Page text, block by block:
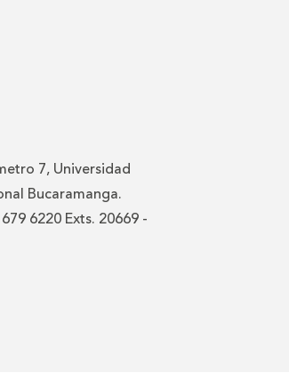
7, Universidad
Bucaramanga.
6220 Exts. 20669 -